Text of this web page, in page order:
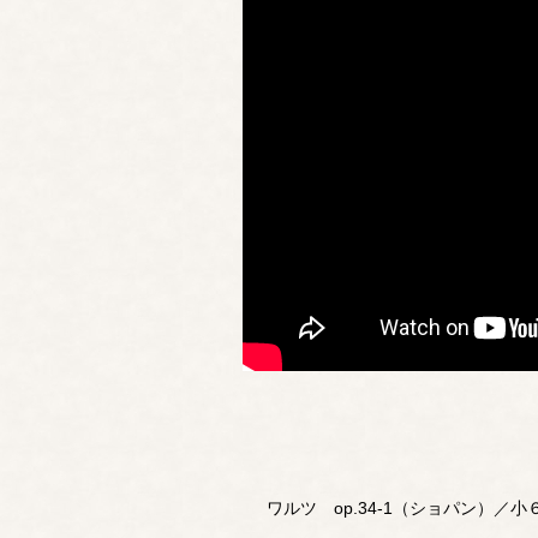
ワルツ op.34-1（ショパン）／小